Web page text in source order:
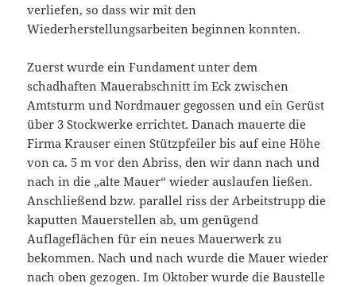
verliefen, so dass wir mit den
Wiederherstellungsarbeiten beginnen konnten.
Zuerst wurde ein Fundament unter dem
schadhaften Mauerabschnitt im Eck zwischen
Amtsturm und Nordmauer gegossen und ein Gerüst
über 3 Stockwerke errichtet. Danach mauerte die
Firma Krauser einen Stützpfeiler bis auf eine Höhe
von ca. 5 m vor den Abriss, den wir dann nach und
nach in die „alte Mauer“ wieder auslaufen ließen.
Anschließend bzw. parallel riss der Arbeitstrupp die
kaputten Mauerstellen ab, um genügend
Auflageflächen für ein neues Mauerwerk zu
bekommen. Nach und nach wurde die Mauer wieder
nach oben gezogen. Im Oktober wurde die Baustelle